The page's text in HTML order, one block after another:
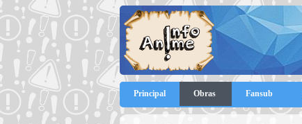
Principal Obras Fansub